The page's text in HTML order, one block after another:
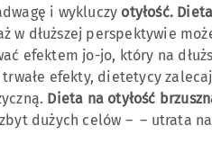
i wykluczy otyłość.
w dłuższej perspektywie
efektem jo-jo, który na
trwałe efekty, dietetycy
Dieta na otyłość
dużych celów – – utrata